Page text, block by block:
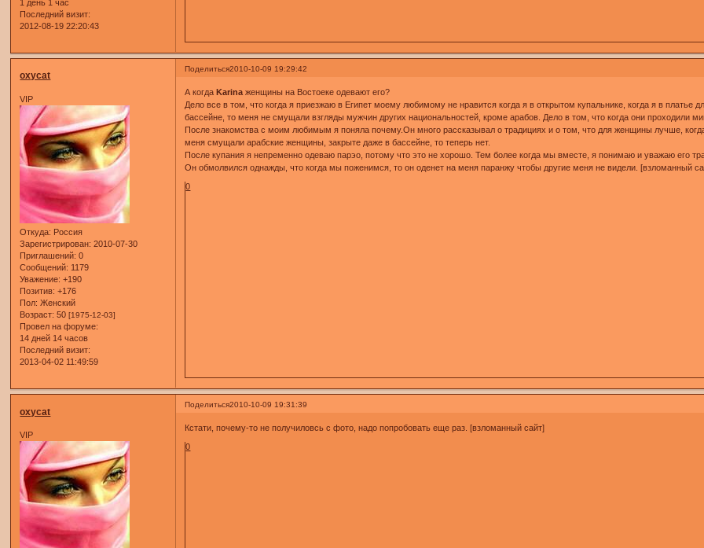
1 день 1 час
Последний визит:
2012-08-19 22:20:43
Поделиться2010-10-09 19:29:42
oxycat
VIP
Откуда: Россия
Зарегистрирован: 2010-07-30
Приглашений: 0
Сообщений: 1179
Уважение: +190
Позитив: +176
Пол: Женский
Возраст: 50[1975-12-03]
Провел на форуме:
14 дней 14 часов
Последний визит:
2013-04-02 11:49:59
А когда Karina женщины на Востоеке одевают его?
Дело все в том, что когда я приезжаю в Египет моему любимому не нравится когда я в открытом купальнике, когда я в платье
бассейне, то меня не смущали взгляды мужчин других национальностей, кроме арабов. Дело в том, что когда они проходили
После знакомства с моим любимым я поняла почему.Он много рассказывал о традициях и о том, что для женщины лучше,
меня смущали арабские женщины, закрыте даже в бассейне, то теперь нет.
После купания я непременно одеваю парэо, потому что это не хорошо. Тем более когда мы вместе, я понимаю и уважаю его
Он обмолвился однажды, что когда мы поженимся, то он оденет на меня паранжу чтобы другие меня не видели. [взломанный
0
Поделиться2010-10-09 19:31:39
oxycat
VIP
Кстати, почему-то не получиловсь с фото, надо попробовать еще раз. [взломанный сайт]
0